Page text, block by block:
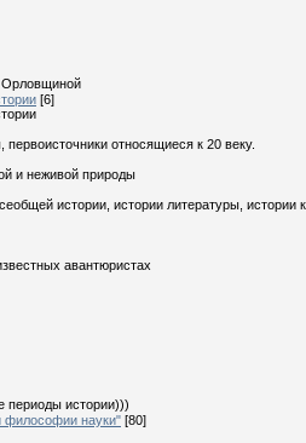
Орловщиной
[6]
относящиеся к 20 веку.
и неживой природы
истории, истории литературы, истории
авантюристах
периоды истории)))
философии науки" [80]